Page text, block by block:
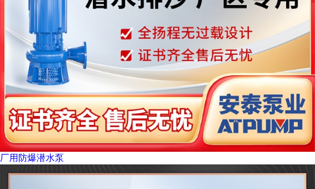
厂用防爆潜水泵